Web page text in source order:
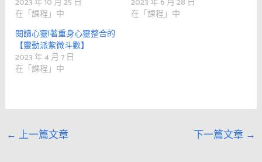
2023 年 10 月 25 日
在「課程」中
2023 年 6 月 28 日
在「課程」中
閱讀心靈|著重身心靈整合的
【靈動派紫微斗數】
2023 年 4 月 7 日
在「課程」中
← 上一篇文章 下一篇文章 →